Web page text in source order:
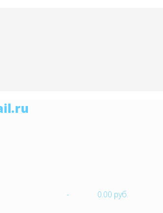
-
0.00 руб.